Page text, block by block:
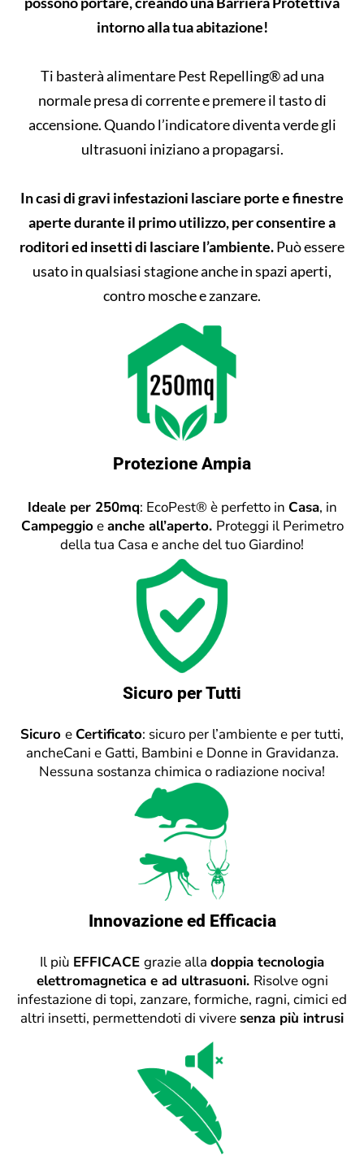
intorno alla tua abitazione!
Ti basterà alimentare Pest Repelling® ad una
normale presa di corrente e premere il tasto di
accensione. Quando l’indicatore diventa verde gli
ultrasuoni iniziano a propagarsi.
In casi di gravi infestazioni lasciare porte e finestre
aperte durante il primo utilizzo, per consentire a
roditori ed insetti di lasciare l’ambiente.Può essere
usato in qualsiasi stagione anche in spazi aperti,
contro mosche e zanzare.
Protezione Ampia
Ideale per 250mq: EcoPest® è perfetto in Casa, in
Campeggioeanche all’aperto. Proteggi il Perimetro
della tua Casa e anche del tuo Giardino!
Sicuro per Tutti
Sicuro e Certificato: sicuro per l’ambiente e per tutti,
ancheCani e Gatti, Bambini e Donne in Gravidanza.
Nessuna sostanza chimica o radiazione nociva!
Innovazione ed Efficacia
Il più EFFICACE grazie alla doppia tecnologia
elettromagnetica e ad ultrasuoni. Risolve ogni
infestazione di topi, zanzare, formiche, ragni, cimici ed
altri insetti, permettendoti di viveresenza più intrusi